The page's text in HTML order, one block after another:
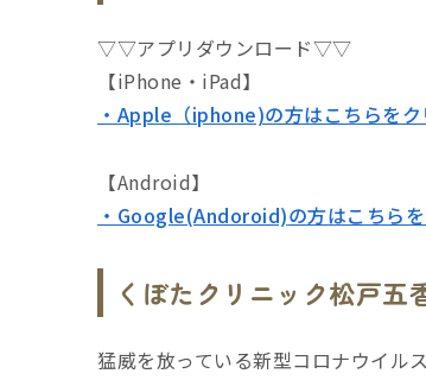
▽▽アプリダウンロード▽▽
【iPhone・iPad】
・Apple（iphone)の方はこちらをク
【Android】
・Google(Andoroid)の方はこちら
くぼたクリニック松戸五
猛威を放っている新型コロナウイル